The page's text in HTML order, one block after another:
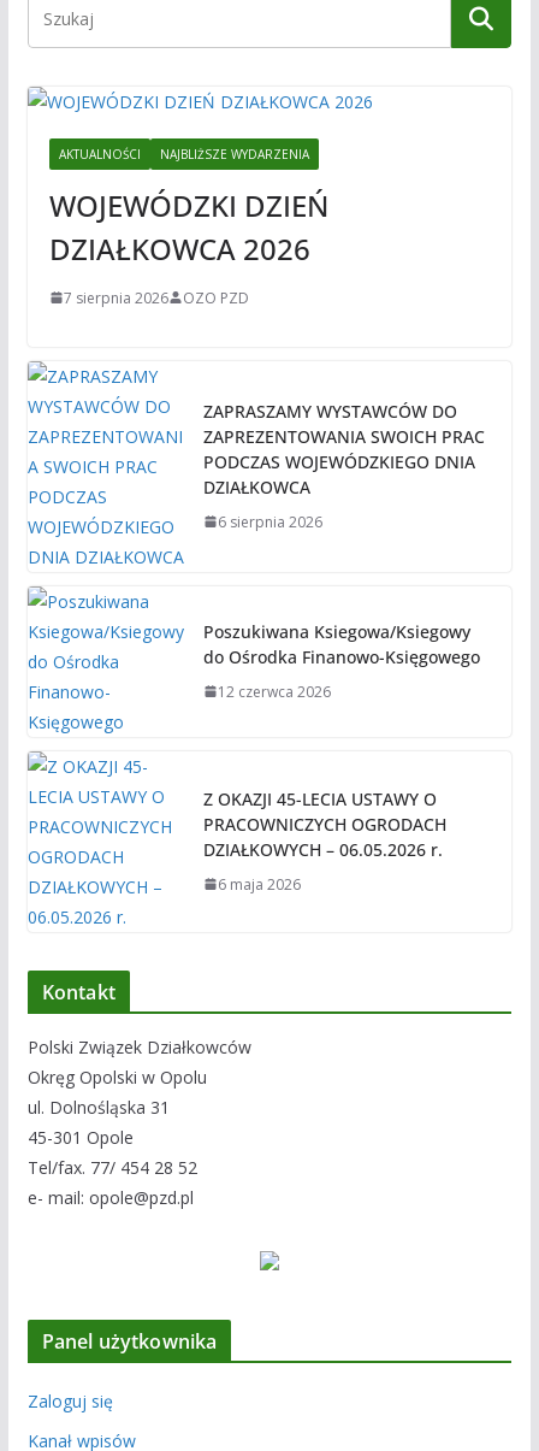
AKTUALNOŚCI NAJBLIŻSZE WYDARZENIA
WOJEWÓDZKI DZIEŃ
DZIAŁKOWCA 2026
7 sierpnia 2026 OZO PZD
ZAPRASZAMY WYSTAWCÓW DO
ZAPREZENTOWANIA SWOICH PRAC
PODCZAS WOJEWÓDZKIEGO DNIA
DZIAŁKOWCA
6 sierpnia 2026
Poszukiwana Ksiegowa/Ksiegowy
do Ośrodka Finanowo-Księgowego
12 czerwca 2026
Z OKAZJI 45-LECIA USTAWY O
PRACOWNICZYCH OGRODACH
DZIAŁKOWYCH – 06.05.2026 r.
6 maja 2026
Kontakt
Polski Związek Działkowców
Okręg Opolski w Opolu
ul. Dolnośląska 31
45-301 Opole
Tel/fax. 77/ 454 28 52
e- mail: opole@pzd.pl
Panel użytkownika
Zaloguj się
Kanał wpisów